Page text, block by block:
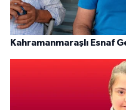
Kahramanmaraşlı Esnaf